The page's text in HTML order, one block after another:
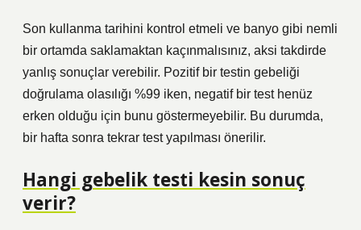
Son kullanma tarihini kontrol etmeli ve banyo gibi nemli
bir ortamda saklamaktan kaçınmalısınız, aksi takdirde
yanlış sonuçlar verebilir. Pozitif bir testin gebeliği
doğrulama olasılığı %99 iken, negatif bir test henüz
erken olduğu için bunu göstermeyebilir. Bu durumda,
bir hafta sonra tekrar test yapılması önerilir.
Hangi gebelik testi kesin sonuç
verir?